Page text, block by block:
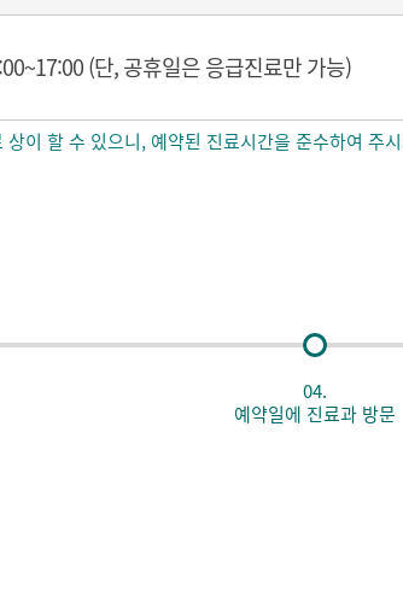
(단, 공휴일은 응급진료만 가능)
이 할 수 있으니, 예약된 진료시간을 준수하여 주
04.
예약일에 진료과 방문